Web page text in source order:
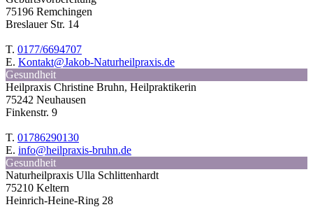
75196 Remchingen
Breslauer Str. 14
T. 0177/6694707
E. Kontakt@Jakob-Naturheilpraxis.de
Gesundheit
Heilpraxis Christine Bruhn, Heilpraktikerin
75242 Neuhausen
Finkenstr. 9
T. 01786290130
E. info@heilpraxis-bruhn.de
Gesundheit
Naturheilpraxis Ulla Schlittenhardt
75210 Keltern
Heinrich-Heine-Ring 28